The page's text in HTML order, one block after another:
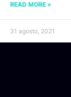
READ MORE »
31 agosto, 2021